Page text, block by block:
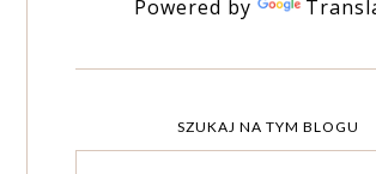
Powered by
SZUKAJ NA TYM BLOGU